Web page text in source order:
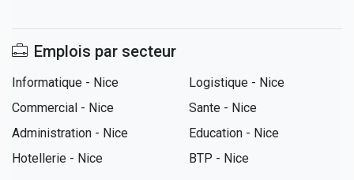
Emplois par secteur
Informatique - Nice
Commercial - Nice
Administration - Nice
Hotellerie - Nice
Logistique - Nice
Sante - Nice
Education - Nice
BTP - Nice